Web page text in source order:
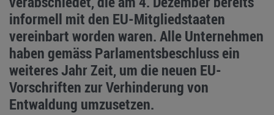
informell mit den EU-Mitgliedstaaten
vereinbart worden waren. Alle Unternehmen
haben gemäss Parlamentsbeschluss ein
weiteres Jahr Zeit, um die neuen EU-
Vorschriften zur Verhinderung von
Entwaldung umzusetzen.